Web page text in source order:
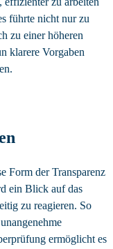
führte nicht nur zu
zu einer höheren
klarere Vorgaben
Form der Transparenz
ein Blick auf das
zu reagieren. So
ermöglicht es